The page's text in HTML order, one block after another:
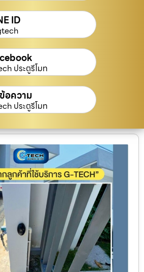
ID
ประตูรีโมท
อความ
ประตูรีโมท